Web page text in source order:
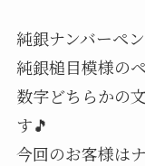
純銀ナンバーペ
純銀槌目模様の
数字どちらかの
す🎵
今回のお客様は